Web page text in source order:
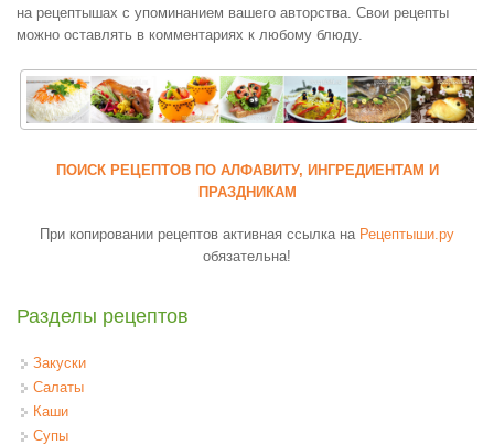
на рецептышах с упоминанием вашего авторства. Свои рецепты
можно оставлять в комментариях к любому блюду.
ПОИСК РЕЦЕПТОВ ПО АЛФАВИТУ, ИНГРЕДИЕНТАМ И
ПРАЗДНИКАМ
При копировании рецептов активная ссылка на Рецептыши.ру
обязательна!
Разделы рецептов
Закуски
Салаты
Каши
Супы